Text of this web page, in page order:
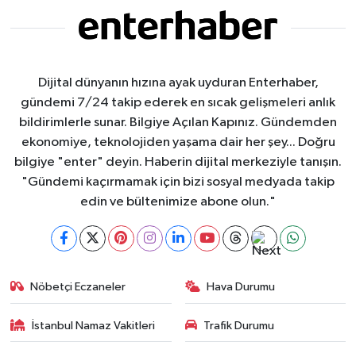
Dijital dünyanın hızına ayak uyduran Enterhaber,
gündemi 7/24 takip ederek en sıcak gelişmeleri anlık
bildirimlerle sunar. Bilgiye Açılan Kapınız. Gündemden
ekonomiye, teknolojiden yaşama dair her şey... Doğru
bilgiye "enter" deyin. Haberin dijital merkeziyle tanışın.
"Gündemi kaçırmamak için bizi sosyal medyada takip
edin ve bültenimize abone olun."
Nöbetçi Eczaneler Hava Durumu
İstanbul Namaz Vakitleri Trafik Durumu